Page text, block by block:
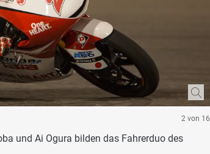
2 von 16
und Ai Ogura bilden das Fahrerduo des